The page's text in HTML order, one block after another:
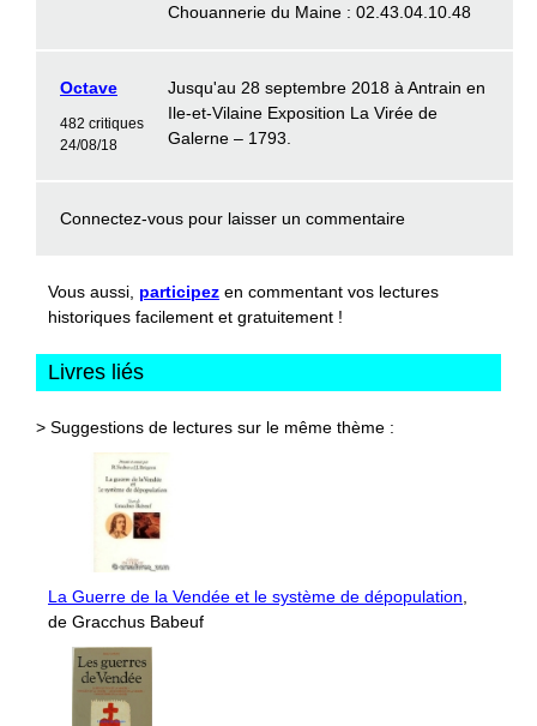
Chouannerie du Maine : 02.43.04.10.48
Octave
482 critiques
24/08/18
Jusqu'au 28 septembre 2018 à Antrain en
Ile-et-Vilaine Exposition La Virée de
Galerne – 1793.
Connectez-vous pour laisser un commentaire
Vous aussi, participez en commentant vos lectures
historiques facilement et gratuitement !
Livres liés
> Suggestions de lectures sur le même thème :
La Guerre de la Vendée et le système de dépopulation
de Gracchus Babeuf